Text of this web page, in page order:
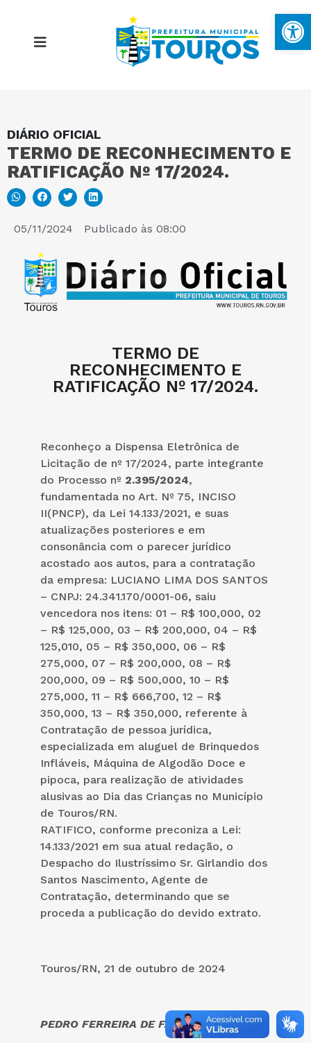
DIÁRIO OFICIAL
TERMO DE RECONHECIMENTO E
RATIFICAÇÃO Nº 17/2024.
05/11/2024 Publicado às 08:00
TERMO DE
RECONHECIMENTO E
RATIFICAÇÃO Nº 17/2024.
Reconheço a Dispensa Eletrônica de
Licitação de nº 17/2024, parte integrante
do Processo nº 2.395/2024,
fundamentada no Art. Nº 75, INCISO
II(PNCP), da Lei 14.133/2021, e suas
atualizações posteriores e em
consonância com o parecer jurídico
acostado aos autos, para a contratação
da empresa: LUCIANO LIMA DOS SANTOS
– CNPJ: 24.341.170/0001-06, saiu
vencedora nos itens: 01 – R$ 100,000, 02
– R$ 125,000, 03 – R$ 200,000, 04 – R$
125,010, 05 – R$ 350,000, 06 – R$
275,000, 07 – R$ 200,000, 08 – R$
200,000, 09 – R$ 500,000, 10 – R$
275,000, 11 – R$ 666,700, 12 – R$
350,000, 13 – R$ 350,000, referente à
Contratação de pessoa jurídica,
especializada em aluguel de Brinquedos
Infláveis, Máquina de Algodão Doce e
pipoca, para realização de atividades
alusivas ao Dia das Crianças no Município
de Touros/RN.
RATIFICO, conforme preconiza a Lei:
14.133/2021 em sua atual redação, o
Despacho do Ilustríssimo Sr. Girlandio dos
Santos Nascimento, Agente de
Contratação, determinando que se
proceda a publicação do devido extrato.
Touros/RN, 21 de outubro de 2024
PEDRO FERREIRA DE FARIAS FILHO
MAPA DO SITE
PORTAL DA TRANSPARÊNCIA
E-SIC
PERGUNTAS FREQUENTES